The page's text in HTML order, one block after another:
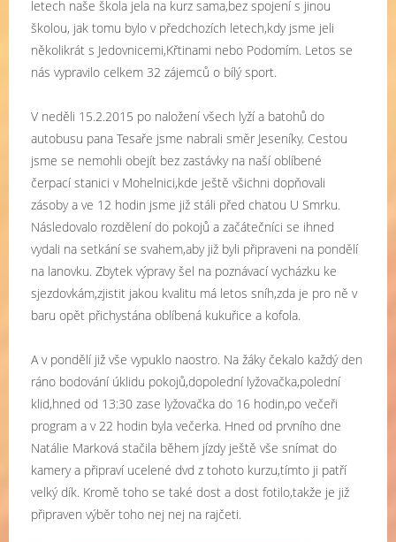
letech naše škola jela na kurz sama,bez spojení s jinou
školou, jak tomu bylo v předchozích letech,kdy jsme jeli
několikrát s Jedovnicemi,Křtinami nebo Podomím. Letos se
nás vypravilo celkem 32 zájemců o bílý sport.
V neděli 15.2.2015 po naložení všech lyží a batohů do
autobusu pana Tesaře jsme nabrali směr Jeseníky. Cestou
jsme se nemohli obejít bez zastávky na naší oblíbené
čerpací stanici v Mohelnici,kde ještě všichni dopňovali
zásoby a ve 12 hodin jsme již stáli před chatou U Smrku.
Následovalo rozdělení do pokojů a začátečníci se ihned
vydali na setkání se svahem,aby již byli připraveni na pondělí
na lanovku. Zbytek výpravy šel na poznávací vycházku ke
sjezdovkám,zjistit jakou kvalitu má letos sníh,zda je pro ně v
baru opět přichystána oblíbená kukuřice a kofola.
A v pondělí již vše vypuklo naostro. Na žáky čekalo každý den
ráno bodování úklidu pokojů,dopolední lyžovačka,polední
klid,hned od 13:30 zase lyžovačka do 16 hodin,po večeři
program a v 22 hodin byla večerka. Hned od prvního dne
Natálie Marková stačila během jízdy ještě vše snímat do
kamery a připraví ucelené dvd z tohoto kurzu,tímto ji patří
velký dík. Kromě toho se také dost a dost fotilo,takže je již
připraven výběr toho nej nej na rajčeti.